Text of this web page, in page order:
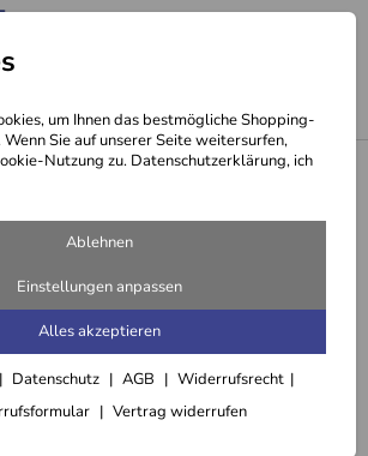
um Ihnen das bestmögliche Shopping-
Sie auf unserer Seite weitersurfen,
Nutzung zu. Datenschutzerklärung, ich
Ablehnen
Einstellungen anpassen
Alles akzeptieren
Datenschutz AGB
Widerrufsrecht
Vertrag widerrufen